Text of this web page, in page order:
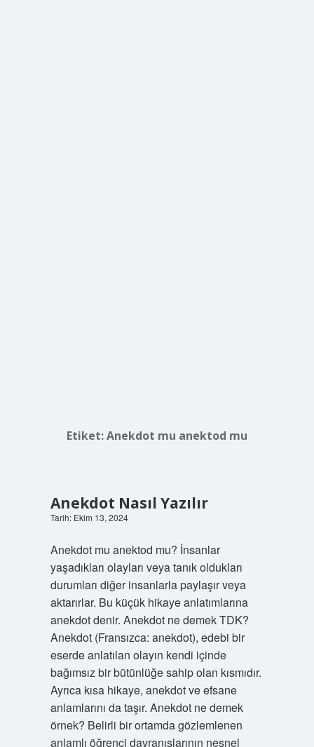
Etiket:Anekdot mu anektod mu
Anekdot Nasıl Yazılır
Tarih: Ekim 13, 2024
Anekdot mu anektod mu? İnsanlar
yaşadıkları olayları veya tanık oldukları
durumları diğer insanlarla paylaşır veya
aktarırlar. Bu küçük hikaye anlatımlarına
anekdot denir. Anekdot ne demek TDK?
Anekdot (Fransızca: anekdot), edebi bir
eserde anlatılan olayın kendi içinde
bağımsız bir bütünlüğe sahip olan kısmıdır.
Ayrıca kısa hikaye, anekdot ve efsane
anlamlarını da taşır. Anekdot ne demek
örnek? Belirli bir ortamda gözlemlenen
anlamlı öğrenci davranışlarının nesnel